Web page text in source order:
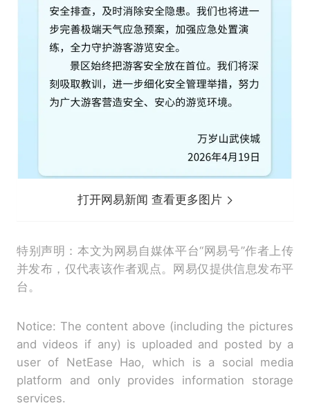
打开网易新闻 查看更多图片
特别声明：本文为网易自媒体平台“网易号”作者上传
并发布，仅代表该作者观点。网易仅提供信息发布平
台。
Notice: The content above (including the pictures
and videos if any) is uploaded and posted by a
user of NetEase Hao, which is a social media
platform and only provides information storage
services.